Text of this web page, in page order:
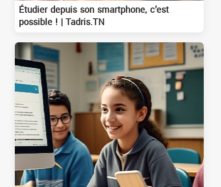
Étudier depuis son smartphone, c’est
possible ! | Tadris.TN